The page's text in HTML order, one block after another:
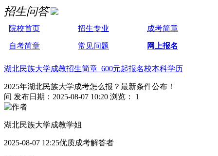
招生问答
院校首页 招生专业 成考简章
自考简章 常见问题 网上报名
湖北民族大学成教招生简章 600元起报名校本科学历
2025年湖北民族大学成考怎么报？最新条件公布！
问 发布日期：2025-08-07 10:20 浏览： 1
湖北民族大学成教学姐
2025-08-07 12:25优质成考解答者